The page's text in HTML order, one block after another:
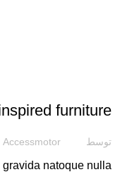
furniture
توسط Accessmotor
natoque nulla